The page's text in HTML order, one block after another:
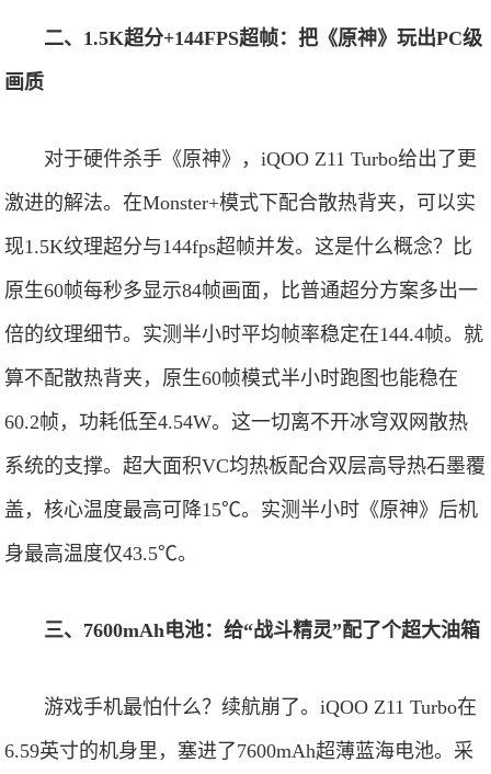
二、1.5K超分+144FPS超帧：把《原神》玩出PC级
画质
对于硬件杀手《原神》，iQOO Z11 Turbo给出了更
激进的解法。在Monster+模式下配合散热背夹，可以实
现1.5K纹理超分与144fps超帧并发。这是什么概念？比
原生60帧每秒多显示84帧画面，比普通超分方案多出一
倍的纹理细节。实测半小时平均帧率稳定在144.4帧。就
算不配散热背夹，原生60帧模式半小时跑图也能稳在
60.2帧，功耗低至4.54W。这一切离不开冰穹双网散热
系统的支撑。超大面积VC均热板配合双层高导热石墨覆
盖，核心温度最高可降15℃。实测半小时《原神》后机
身最高温度仅43.5℃。
三、7600mAh电池：给“战斗精灵”配了个超大油箱
游戏手机最怕什么？续航崩了。iQOO Z11 Turbo在
6.59英寸的机身里，塞进了7600mAh超薄蓝海电池。采